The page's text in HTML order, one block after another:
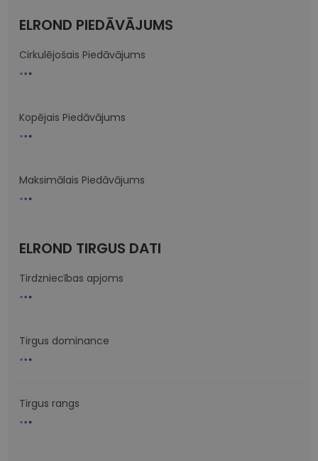
ELROND PIEDĀVĀJUMS
Cirkulējošais Piedāvājums
Kopējais Piedāvājums
Maksimālais Piedāvājums
ELROND TIRGUS DATI
Tirdzniecības apjoms
Tirgus dominance
Tirgus rangs